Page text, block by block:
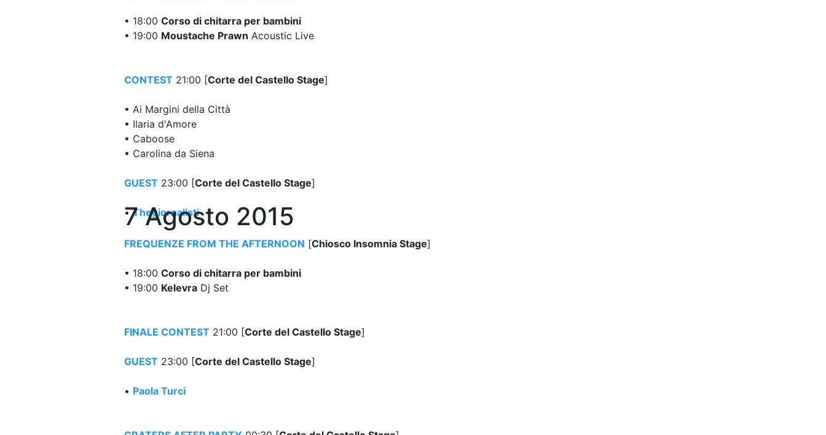
• 18:00 Corso di chitarra per bambini
• 19:00 Moustache Prawn Acoustic Live
CONTEST21:00 [Corte del Castello Stage]
• Ai Margini della Città
• Ilaria d'Amore
• Caboose
• Carolina da Siena
GUEST23:00 [Corte del Castello Stage]
•Thegiornalisti
7 Agosto 2015
FREQUENZE FROM THE AFTERNOON [Chiosco Insomnia Stage]
• 18:00 Corso di chitarra per bambini
• 19:00 KelevraDj Set
FINALE CONTEST21:00 [Corte del Castello Stage]
GUEST23:00 [Corte del Castello Stage]
• Paola Turci